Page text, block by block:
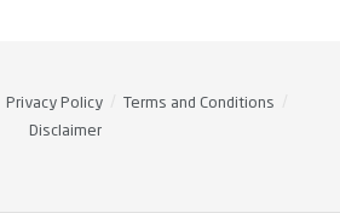
Privacy Policy
Terms and Conditions
Disclaimer